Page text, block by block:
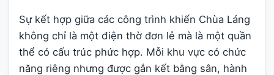
Sự kết hợp giữa các công trình khiến Chùa Láng
không chỉ là một điện thờ đơn lẻ mà là một quần
thể có cấu trúc phức hợp. Mỗi khu vực có chức
năng riêng nhưng được gắn kết bằng sân, hành